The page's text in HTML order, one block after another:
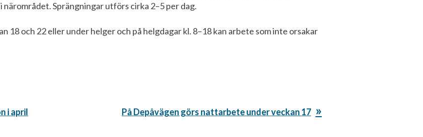
Sprängningar utförs cirka 2–5 per dag.
18 och 22 eller under helger och på helgdagar kl. 8–18 kan arbete som inte orsakar
i april
Nästa
På Depåvägen görs nattarbete under veckan 17